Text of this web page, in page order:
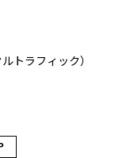
トラフィック）